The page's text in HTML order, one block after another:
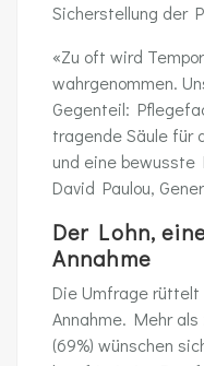
Sicherstellung der
«Zu oft wird
wahrgenommen.
Gegenteil:
tragende Säule für
und eine bewusste
David Paulou,
Der Lohn,
Annahme
Die Umfrage
Annahme. Mehr
(69%) wünschen